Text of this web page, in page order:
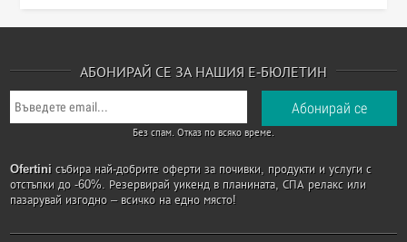
АБОНИРАЙ СЕ ЗА НАШИЯ Е-БЮЛЕТИН
Без спам. Отказ по всяко време.
Ofertini събира най-добрите оферти за почивки, продукти и услуги с
отстъпки до -60%. Резервирай уикенд в планината, СПА релакс или
пазарувай изгодно – всичко на едно място!